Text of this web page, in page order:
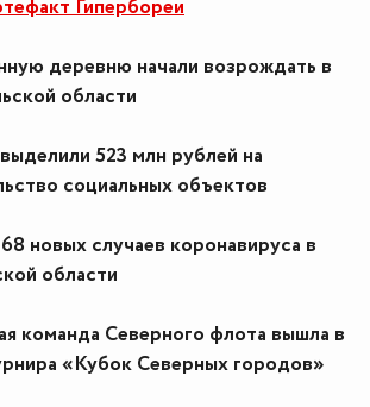
Гипербореи
деревню начали возрождать в
области
523 млн рублей на
социальных объектов
новых случаев коронавируса в
области
команда Северного флота вышла в
«Кубок Северных городов»